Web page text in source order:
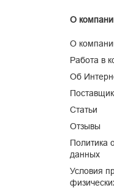
О
О
Работа в
Об
Статьи
Отзывы
Политика
данных
Условия